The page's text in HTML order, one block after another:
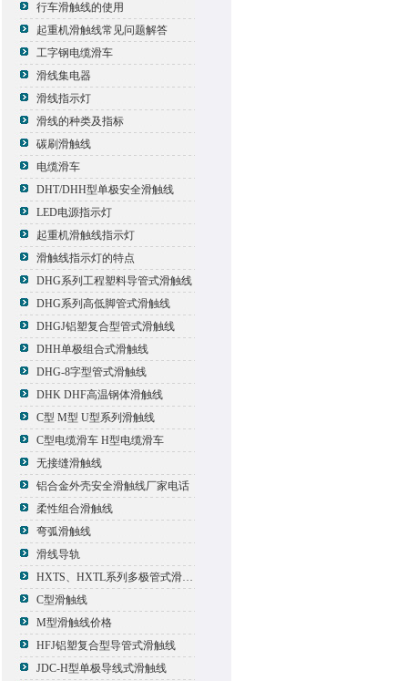
行车滑触线的使用
起重机滑触线常见问题解答
工字钢电缆滑车
滑线集电器
滑线指示灯
滑线的种类及指标
碳刷滑触线
电缆滑车
DHT/DHH型单极安全滑触线
LED电源指示灯
起重机滑触线指示灯
滑触线指示灯的特点
DHG系列工程塑料导管式滑触线
DHG系列高低脚管式滑触线
DHGJ铝塑复合型管式滑触线
DHH单极组合式滑触线
DHG-8字型管式滑触线
DHK DHF高温钢体滑触线
C型 M型 U型系列滑触线
C型电缆滑车 H型电缆滑车
无接缝滑触线
铝合金外壳安全滑触线厂家电话
柔性组合滑触线
弯弧滑触线
滑线导轨
HXTS、HXTL系列多极管式滑触线报价
C型滑触线
M型滑触线价格
HFJ铝塑复合型导管式滑触线
JDC-H型单极导线式滑触线